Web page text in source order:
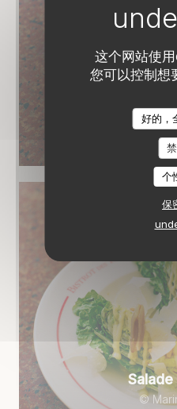
这个网站使
您可以控制想
好的，
个
保
Oeufs
©
©